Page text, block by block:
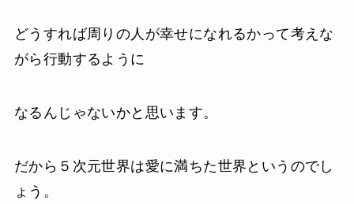
どうすれば周りの人が幸せになれるかって考えな
がら行動するように
なるんじゃないかと思います。
だから５次元世界は愛に満ちた世界というのでし
ょう。